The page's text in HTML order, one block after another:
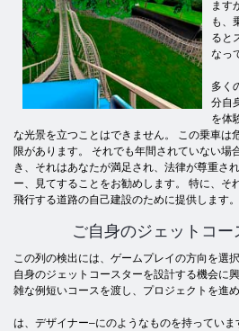
ます
も、
ると
なっ
多く
分自
を体
な光景を立つことはできません。 この乗車は
限があります。 それでも年間されていない場
き、それはあなたが満足され、法律が尊重さ
ー、見てすることをお勧めします。 特に、そ
飛行する道路の自己建設のために提供します。
ご自身のジェットコー
この列の検出には、ゲームプレイの方向を選
自身のジェットコースターを設計する機会に
雑な例短いコースを渡し、プロジェクトを進め
は、デザイナー–にのようなものを持ってい